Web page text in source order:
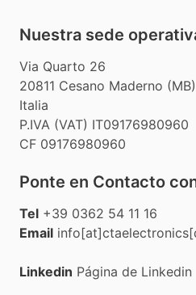
Nuestra sede
Via Quarto 26
20811 Cesano Maderno (MB)
Italia
P.IVA (VAT) IT09176980960
CF 09176980960
Ponte en Contacto
Tel +39 0362 54 11 16
Email
Linkedin Página de Linkedin